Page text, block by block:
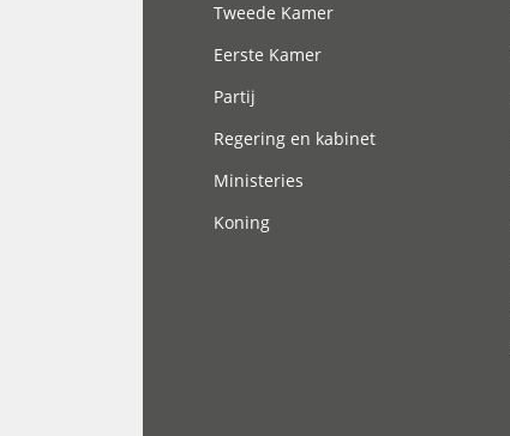
Tweede Kamer
Eerste Kamer
Partij
Regering en kabinet
Ministeries
Koning